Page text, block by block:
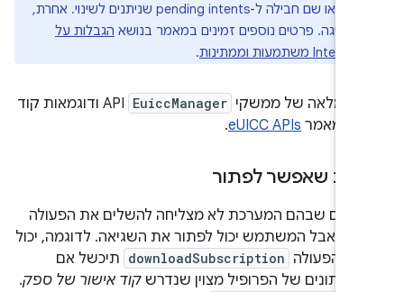
לציין רכיב או שם חבילה ל-pending intents שניתנים לשינוי. אחרת,
חריגה. פרטים נוספים זמינים במאמר בנושא הגבלות על
.
מלאה של ממשקי EuiccManager
API ודוגמאות קוד
eUICC APIs
.
שאפשר לפתור
שבהם המערכת לא מצליחה להשלים את הפעולה
ב-eSIM, אבל המשתמש יכול לפתור את השגיאה. לדוגמה, יכול
שהפעולה downloadSubscription תיכשל אם
נתונים של הפרופיל מצוין שנדרשקוד אישור של ספק.